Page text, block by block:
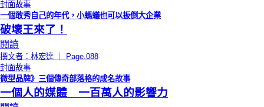
封面故事
一個敢秀自己的年代，小螞蟻也可以扳倒大企業
破壞王來了！
閱讀
撰文者：林宏達 ｜ Page.088
封面故事
微型品牌》三個傳奇部落格的成名故事
一個人的媒體 一百萬人的影響力